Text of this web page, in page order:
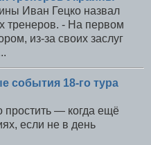
Иван Гецко назвал
тренеров. - На первом
из-за своих заслуг
события 18-го тура
— когда ещё
если не в день